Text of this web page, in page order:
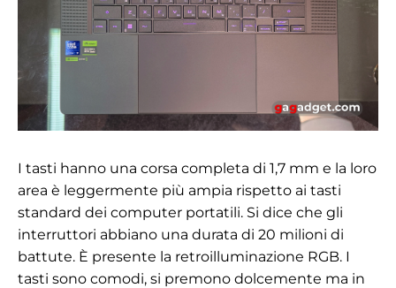
I tasti hanno una corsa completa di 1,7 mm e la loro
area è leggermente più ampia rispetto ai tasti
standard dei computer portatili. Si dice che gli
interruttori abbiano una durata di 20 milioni di
battute. È presente la retroilluminazione RGB. I
tasti sono comodi, si premono dolcemente ma in